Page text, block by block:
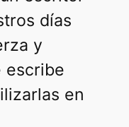
días
y
escribe
en